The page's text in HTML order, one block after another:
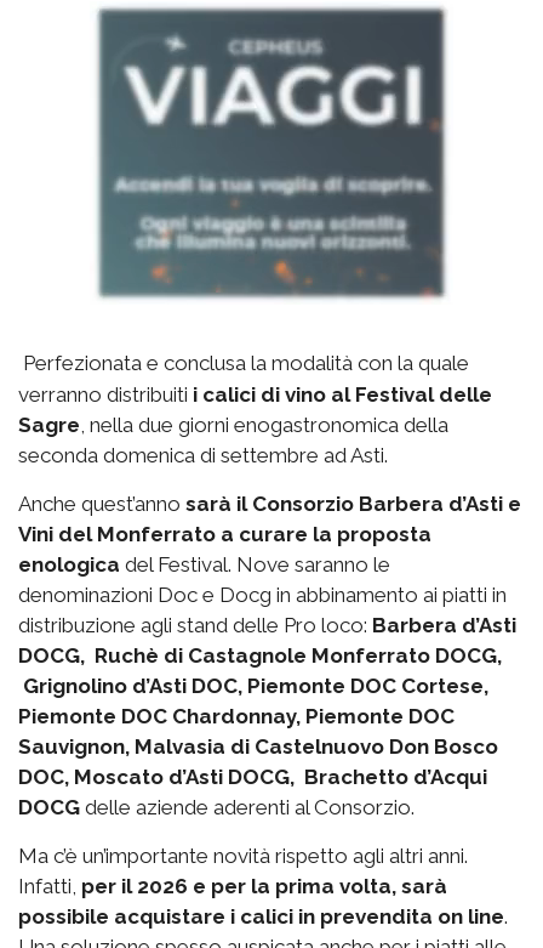
Perfezionata e conclusa la modalità con la quale
verranno distribuiti i calici di vino al Festival delle
Sagre, nella due giorni enogastronomica della
seconda domenica di settembre ad Asti.
Anche quest’anno sarà il Consorzio Barbera d’Asti e
Vini del Monferrato a curare la proposta
enologica del Festival. Nove saranno le
denominazioni Doc e Docg in abbinamento ai piatti in
distribuzione agli stand delle Pro loco: Barbera d’Asti
DOCG, Ruchè di Castagnole Monferrato DOCG,
Grignolino d’Asti DOC, Piemonte DOC Cortese,
Piemonte DOC Chardonnay, Piemonte DOC
Sauvignon, Malvasia di Castelnuovo Don Bosco
DOC, Moscato d’Asti DOCG, Brachetto d’Acqui
DOCG delle aziende aderenti al Consorzio.
Ma c’è un’importante novità rispetto agli altri anni.
Infatti, per il 2026 e per la prima volta, sarà
possibile acquistare i calici in prevendita on line.